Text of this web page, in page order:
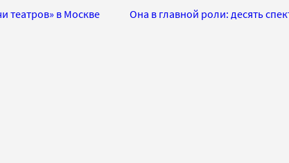
театров» в Москве Она в главной роли: десять